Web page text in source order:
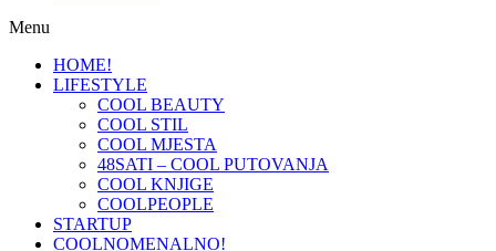
Menu
HOME!
LIFESTYLE
COOL BEAUTY
COOL STIL
COOL MJESTA
48SATI – COOL PUTOVANJA
COOL KNJIGE
COOLPEOPLE
STARTUP
COOLNOMENALNO!